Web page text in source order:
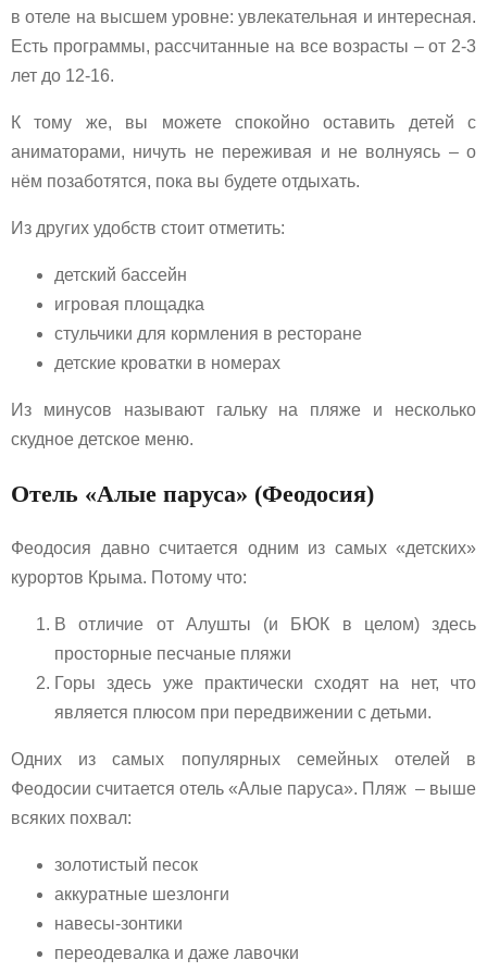
в отеле на высшем уровне: увлекательная и интересная.
Есть программы, рассчитанные на все возрасты – от 2-3
лет до 12-16.
К тому же, вы можете спокойно оставить детей с
аниматорами, ничуть не переживая и не волнуясь – о
нём позаботятся, пока вы будете отдыхать.
Из других удобств стоит отметить:
детский бассейн
игровая площадка
стульчики для кормления в ресторане
детские кроватки в номерах
Из минусов называют гальку на пляже и несколько
скудное детское меню.
Отель «Алые паруса» (Феодосия)
Феодосия давно считается одним из самых «детских»
курортов Крыма. Потому что:
В отличие от Алушты (и БЮК в целом) здесь
просторные песчаные пляжи
Горы здесь уже практически сходят на нет, что
является плюсом при передвижении с детьми.
Одних из самых популярных семейных отелей в
Феодосии считается отель «Алые паруса». Пляж – выше
всяких похвал:
золотистый песок
аккуратные шезлонги
навесы-зонтики
переодевалка и даже лавочки